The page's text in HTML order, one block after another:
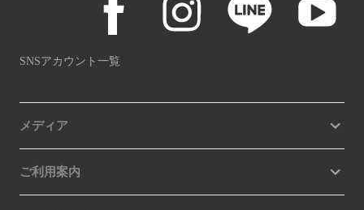
SNSアカウント一覧
メディア
ご利用案内